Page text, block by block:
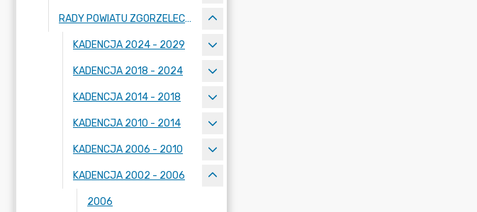
RADY POWIATU ZGORZELECKIEGO
KADENCJA 2024 - 2029
KADENCJA 2018 - 2024
KADENCJA 2014 - 2018
KADENCJA 2010 - 2014
KADENCJA 2006 - 2010
KADENCJA 2002 - 2006
2006